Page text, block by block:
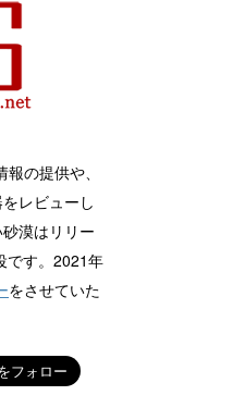
の提供や、
レビューし
漠はリリー
です。2021年
をさせていた